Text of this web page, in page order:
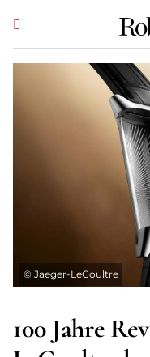
© Jaeger-LeCoultre
100 Jahre